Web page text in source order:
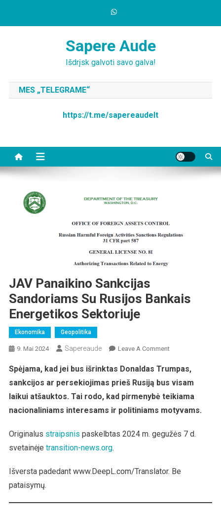
Sapere Aude
Išdrįsk galvoti savo galva!
MES „TELEGRAME“
https://t.me/sapereaudelt
JAV Panaikino Sankcijas
Sandoriams Su Rusijos Bankais
Energetikos Sektoriuje
Ekonomika Geopolitika
9. Mai 2024 Sapereaude Leave A CommentOn
Panaikino
Sankcijas
Sandoriams
Rusijos
Energetikos
Spėjama, kad jei bus išrinktas Donaldas Trumpas,
sankcijos ar persekiojimas prieš Rusiją bus visam
laikui atšauktos. Tai rodo, kad pirmenybė teikiama
nacionaliniams interesams ir politiniams motyvams.
Originalus straipsnis paskelbtas 2024 m. gegužės 7 d.
svetainėje transition-news.org.
Išversta padedant www.DeepL.com/Translator. Be
pataisymų.